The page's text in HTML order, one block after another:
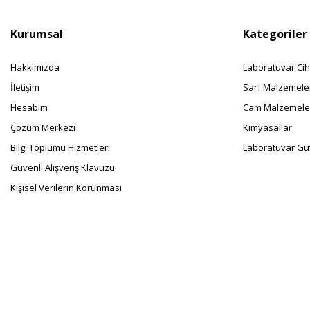
Kurumsal
Hakkımızda
İletişim
Hesabım
Çözüm Merkezi
Bilgi Toplumu Hizmetleri
Güvenli Alışveriş Klavuzu
Kişisel Verilerin Korunması
Kategoriler
Laboratuvar
Sarf
Cam
Kimyasallar
Laboratuvar